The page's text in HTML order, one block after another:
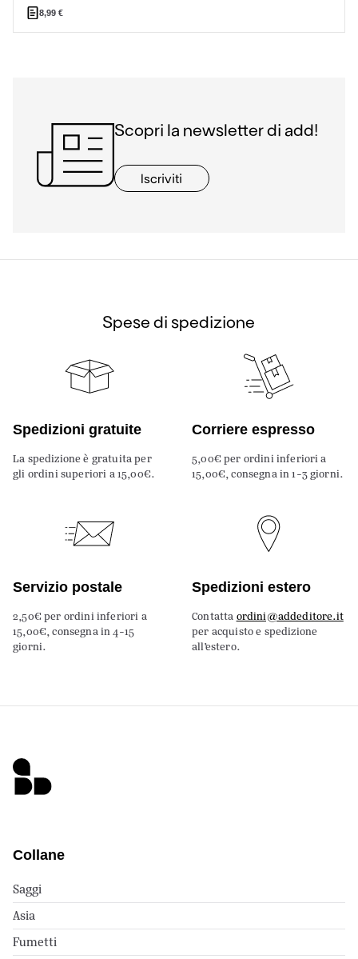
8,99€
Scopri la newsletter di add!
Iscriviti
Spese di spedizione
Spedizioni gratuite
La spedizione è gratuita per
gli ordini superiori a 15,00€.
Corriere espresso
5,00€ per ordini inferiori a
15,00€, consegna in 1-3 giorni.
Servizio postale
2,50€ per ordini inferiori a
15,00€, consegna in 4-15
giorni.
Spedizioni estero
Contatta ordini@addeditore.it
per acquisto e spedizione
all’estero.
Collane
Saggi
Asia
Fumetti